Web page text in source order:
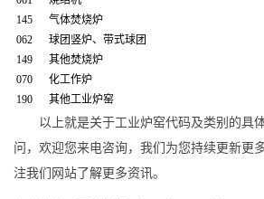
145 气体焚烧炉
062 球团竖炉、带式球团
149 其他焚烧炉
070 化工作炉
190 其他工业炉窑
以上就是关于工业炉窑代码及类别的具
问，欢迎您来电咨询，我们为您持续更新更
注我们网站了解更多资讯。